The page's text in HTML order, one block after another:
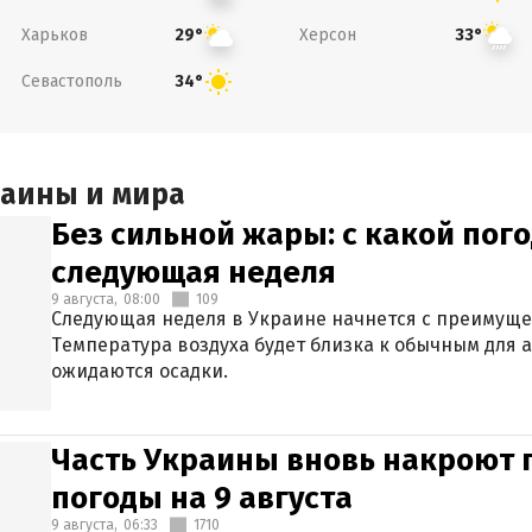
Харьков 29° Херсон 33°
Севастополь 34°
и мира
Без сильной жары: с какой
следующая неделя
9 августа, 08:00 109
Следующая неделя в Украине начнется с
Температура воздуха будет близка к обычным для
ожидаются осадки.
Часть Украины вновь накроют
погоды на 9 августа
9 августа, 06:33 1710